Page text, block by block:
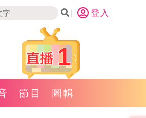
登入
1
節目 圖輯